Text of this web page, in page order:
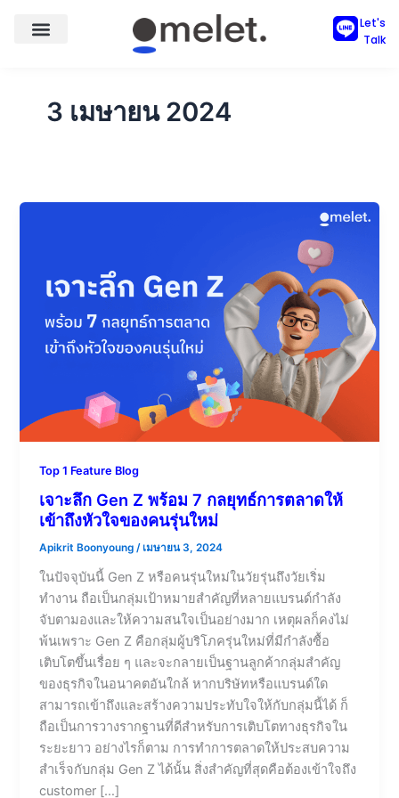
Let's
Talk
3 เมษายน 2024
Top 1 Feature Blog
เจาะลึก Gen Z พร้อม 7 กลยุทธ์การตลาดให้
เข้าถึงหัวใจของคนรุ่นใหม่
Apikrit Boonyoung/ เมษายน 3, 2024
ในปัจจุบันนี้ Gen Z หรือคนรุ่นใหม่ในวัยรุ่นถึงวัยเริ่ม
ทำงาน ถือเป็นกลุ่มเป้าหมายสำคัญที่หลายแบรนด์กำลัง
จับตามองและให้ความสนใจเป็นอย่างมาก เหตุผลก็คงไม่
พ้นเพราะ Gen Z คือกลุ่มผู้บริโภครุ่นใหม่ที่มีกำลังซื้อ
เติบโตขึ้นเรื่อย ๆ และจะกลายเป็นฐานลูกค้ากลุ่มสำคัญ
ของธุรกิจในอนาคตอันใกล้ หากบริษัทหรือแบรนด์ใด
สามารถเข้าถึงและสร้างความประทับใจให้กับกลุ่มนี้ได้ ก็
ถือเป็นการวางรากฐานที่ดีสำหรับการเติบโตทางธุรกิจใน
ระยะยาว อย่างไรก็ตาม การทำการตลาดให้ประสบความ
สำเร็จกับกลุ่ม Gen Z ได้นั้น สิ่งสำคัญที่สุดคือต้องเข้าใจถึง
customer […]